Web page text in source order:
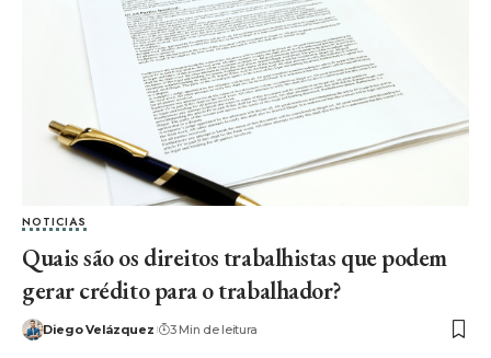
NOTICIAS
Quais são os direitos trabalhistas que podem
gerar crédito para o trabalhador?
Diego Velázquez 3 Min de leitura